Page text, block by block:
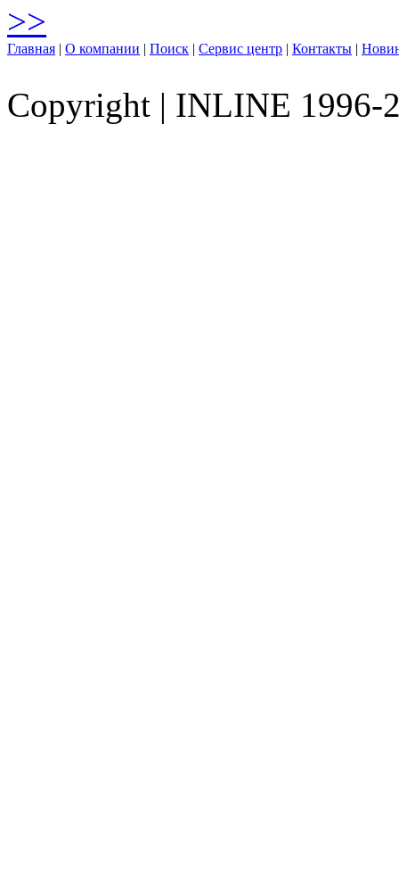
>>
Главная | О компании | Поиск | Сервис центр | Контакты |
Copyright | INLINE 1996-